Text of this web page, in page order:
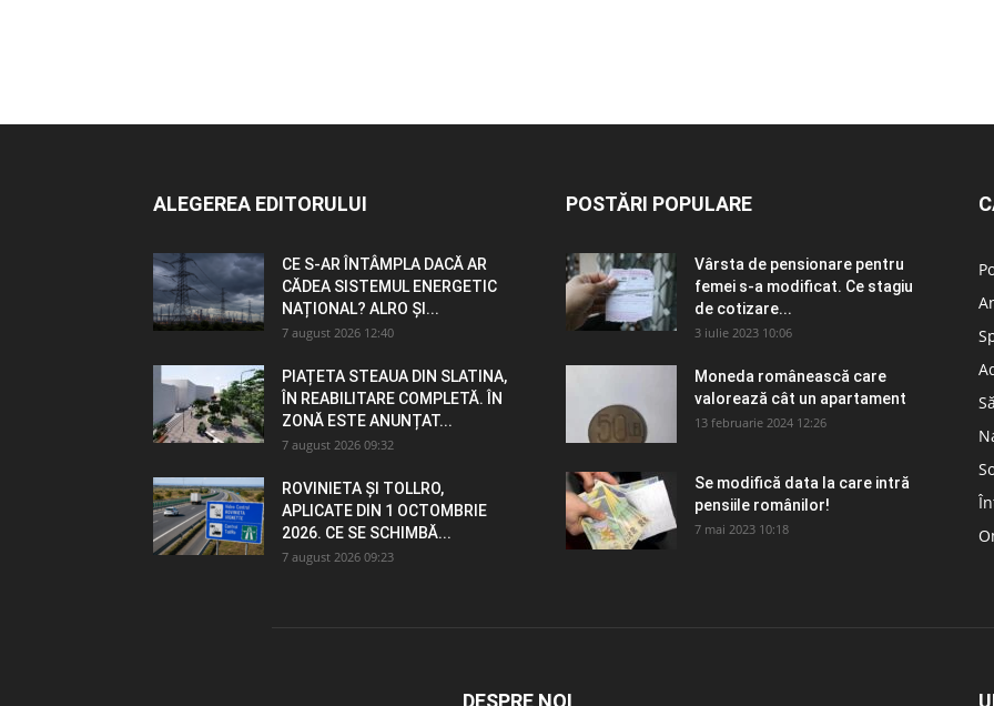
ALEGEREA EDITORULUI
CE S-AR ÎNTÂMPLA DACĂ AR
CĂDEA SISTEMUL ENERGETIC
NAȚIONAL? ALRO ȘI...
7 august 2026 12:40
PIAȚETA STEAUA DIN SLATINA,
ÎN REABILITARE COMPLETĂ. ÎN
ZONĂ ESTE ANUNȚAT...
7 august 2026 09:32
ROVINIETA ȘI TOLLRO,
APLICATE DIN 1 OCTOMBRIE
2026. CE SE SCHIMBĂ...
7 august 2026 09:23
POSTĂRI POPULARE
Vârsta de pensionare pentru
femei s-a modificat. Ce stagiu
de cotizare...
3 iulie 2023 10:06
Moneda românească care
valorează cât un apartament
13 februarie 2024 12:26
Se modifică data la care intră
pensiile românilor!
7 mai 2023 10:18
DESPRE NOI